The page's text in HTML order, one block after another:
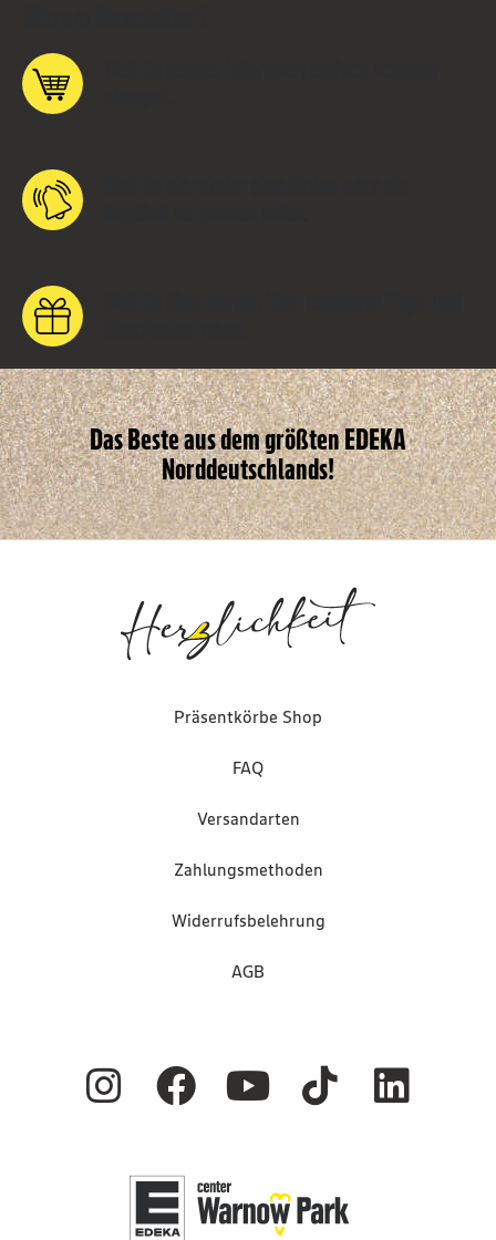
Das Beste aus dem größten EDEKA
Norddeutschlands!
Präsentkörbe Shop
FAQ
Versandarten
Zahlungsmethoden
Widerrufsbelehrung
AGB